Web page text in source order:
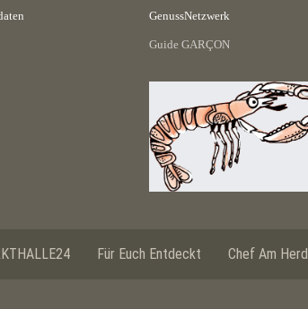
GenussNetzwerk
Guide GARÇON
Für Euch Entdeckt Chef Am Herd